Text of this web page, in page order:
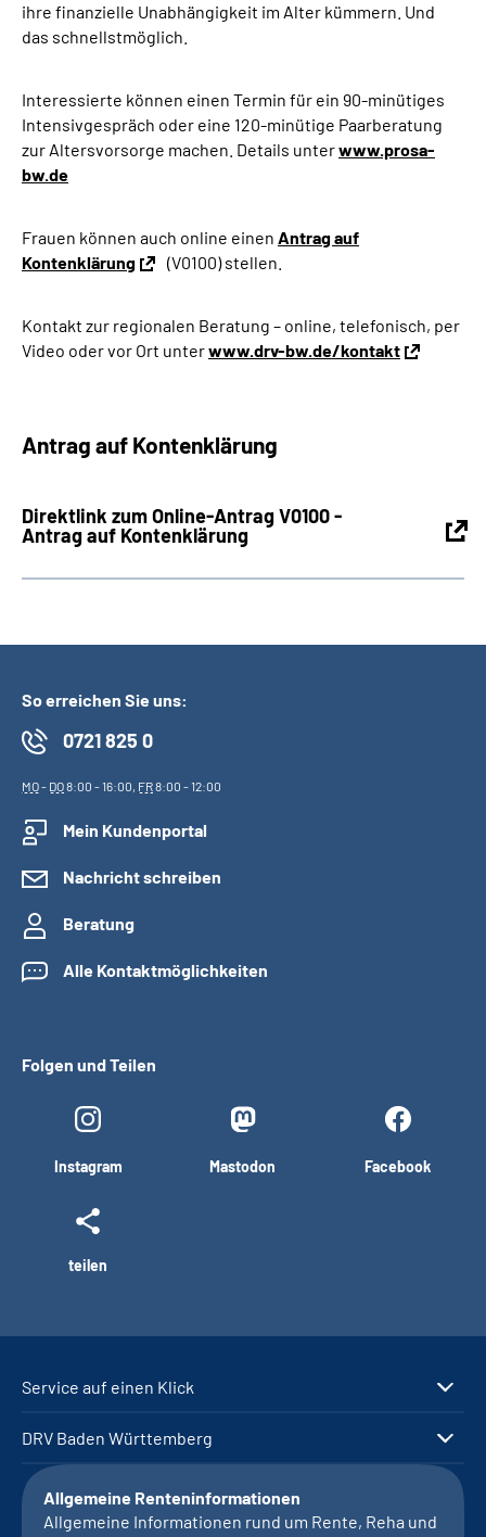
ihre finanzielle Unabhängigkeit im Alter kümmern. Und
das schnellstmöglich.
Interessierte können einen Termin für ein 90-minütiges
Intensivgespräch oder eine 120-minütige Paarberatung
zur Altersvorsorge machen. Details unterwww.prosa-
bw.de
Frauen können auch online einen Antrag auf
Kontenklärung
(V0100) stellen.
Kontakt zur regionalen Beratung – online, telefonisch, per
Video oder vor Ort unterwww.drv-bw.de/kontakt
Antrag auf Kontenklärung
Direktlink zum Online-Antrag V0100 -
Antrag auf Kontenklärung
So erreichen Sie uns:
0721 825 0
MO- DO8:00 - 16:00, FR8:00 - 12:00
Mein Kundenportal
Nachricht schreiben
Beratung
Alle Kontaktmöglichkeiten
Folgen und Teilen
Instagram Mastodon Facebook
teilen
Service auf einen Klick
DRV Baden Württemberg
Allgemeine Renteninformationen
Allgemeine Informationen rund um Rente, Reha und